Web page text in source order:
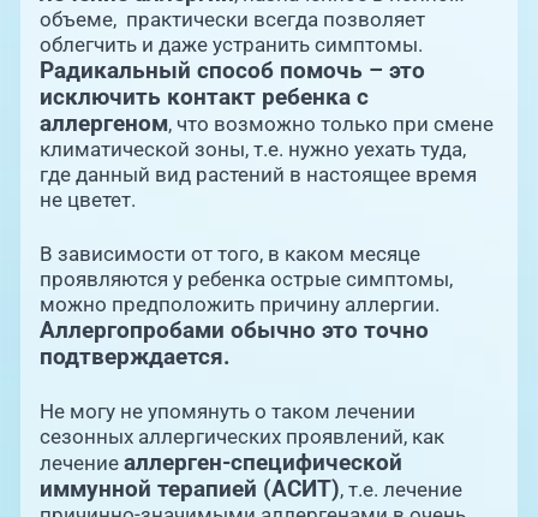
объеме, практически всегда позволяет
облегчить и даже устранить симптомы.
Радикальный способ помочь – это
исключить контакт ребенка с
аллергеном, что возможно только при смене
климатической зоны, т.е. нужно уехать туда,
где данный вид растений в настоящее время
не цветет.
В зависимости от того, в каком месяце
проявляются у ребенка острые симптомы,
можно предположить причину аллергии.
Аллергопробами обычно это точно
подтверждается.
Не могу не упомянуть о таком лечении
сезонных аллергических проявлений, как
лечениеаллерген-специфической
иммунной терапией (АСИТ), т.е. лечение